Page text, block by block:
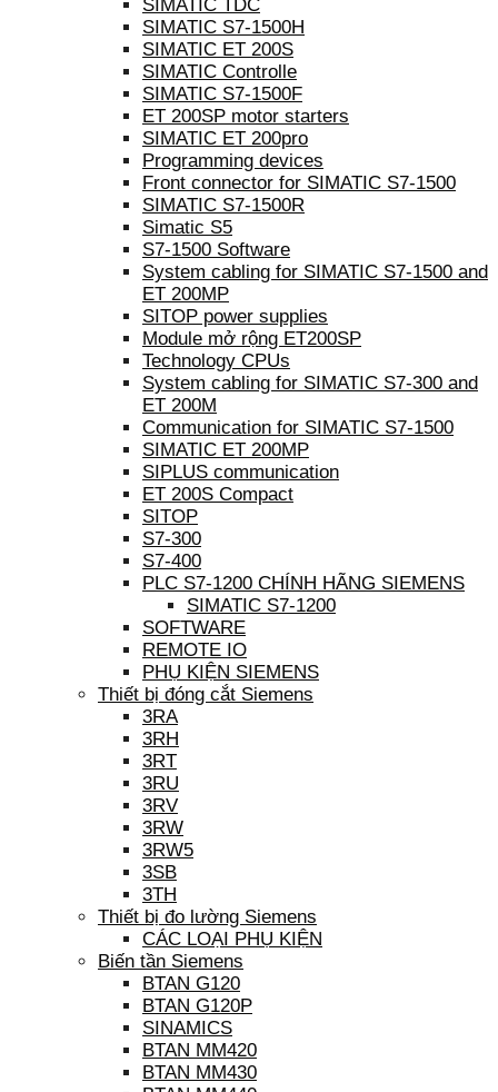
SIMATIC TDC
SIMATIC S7-1500H
SIMATIC ET 200S
SIMATIC Controlle
SIMATIC S7-1500F
ET 200SP motor starters
SIMATIC ET 200pro
Programming devices
Front connector for SIMATIC S7-1500
SIMATIC S7-1500R
Simatic S5
S7-1500 Software
System cabling for SIMATIC S7-1500 and
ET 200MP
SITOP power supplies
Module mở rộng ET200SP
Technology CPUs
System cabling for SIMATIC S7-300 and
ET 200M
Communication for SIMATIC S7-1500
SIMATIC ET 200MP
SIPLUS communication
ET 200S Compact
SITOP
S7-300
S7-400
PLC S7-1200 CHÍNH HÃNG SIEMENS
SIMATIC S7-1200
SOFTWARE
REMOTE IO
PHỤ KIỆN SIEMENS
Thiết bị đóng cắt Siemens
3RA
3RH
3RT
3RU
3RV
3RW
3RW5
3SB
3TH
Thiết bị đo lường Siemens
CÁC LOẠI PHỤ KIỆN
Biến tần Siemens
BTAN G120
BTAN G120P
SINAMICS
BTAN MM420
BTAN MM430